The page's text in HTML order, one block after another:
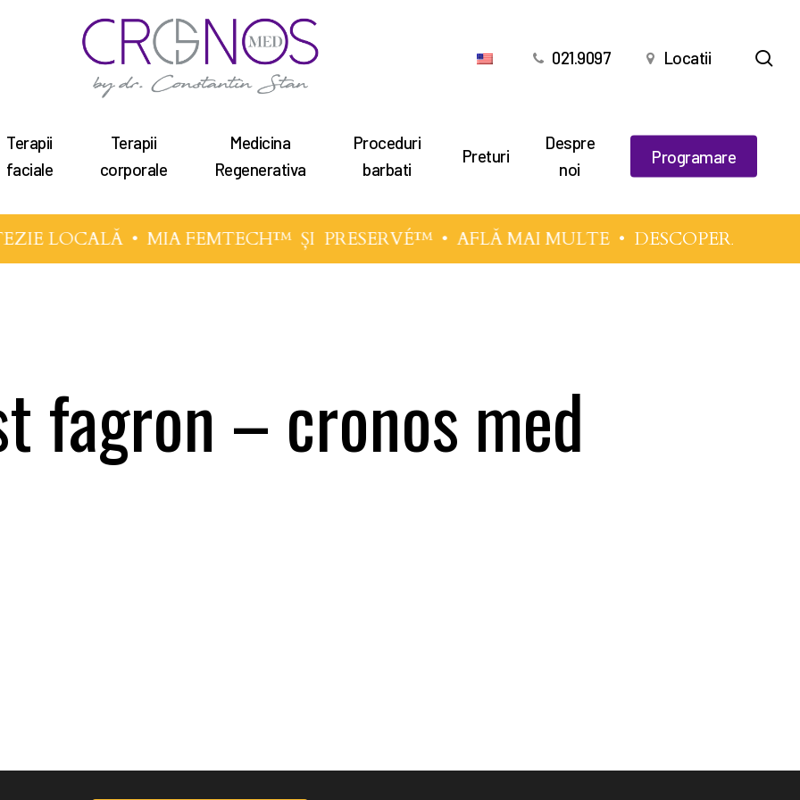
a închide
021.9097 Locatii
Terapii
faciale
Terapii
corporale
Medicina
Regenerativa
Proceduri
barbati
Preturi
Despre
noi
Programare
LOCALĂ • MIA FEMTECH™ȘI PRESERVÉ™• AFLĂ MAI MULTE• DESCOPERĂ
fagron – cronos med